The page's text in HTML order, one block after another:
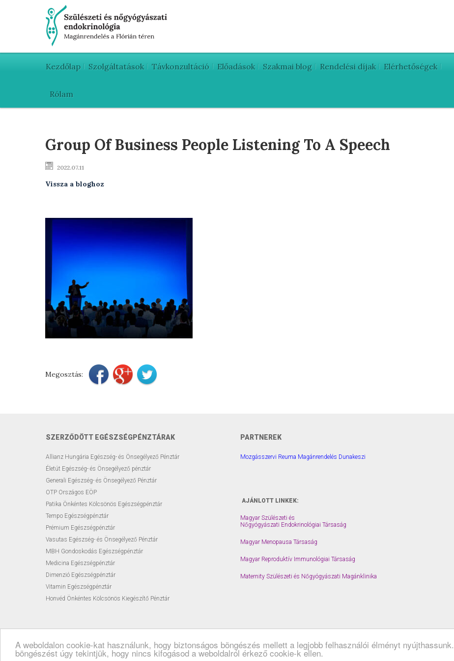
A weboldalon cookie-kat használunk, hogy biztonságos böngészés mellett a legjobb felhasználói élményt
böngészést úgy tekintjük, hogy nincs kifogásod a weboldalról érkező cookie-k ellen.
Kezdőlap Szolgáltatások Távkonzultáció Előadások Szakmai blog Rendelési díjak Elérhetőségek
Rólam
Group Of Business People Listening To A Speech
2022.07.11
Vissza a bloghoz
Megosztás:
SZERZŐDÖTT EGÉSZSÉGPÉNZTÁRAK
Allianz Hungária Egészség- és Önsegélyező Pénztár
Életút Egészség- és Önsegélyező pénztár
Generali Egészség- és Önsegélyező Pénztár
OTP Országos EÖP
Patika Önkéntes Kölcsönös Egészségpénztár
Tempo Egészségpénztár
Prémium Egészségpénztár
Vasutas Egészség- és Önsegélyező Pénztár
MBH Gondoskodás Egészségpénztár
Medicina Egészségpénztár
Dimenzió Egészségpénztár
Vitamin Egészségpénztár
Honvéd Önkéntes Kölcsönös Kiegészítő Pénztár
PARTNEREK
Mozgásszervi Reuma Magánrendelés Dunakeszi
AJÁNLOTT LINKEK:
Magyar Szülészeti és
Nőgyógyászati Endokrinológiai Társaság
Magyar Menopausa Társaság
Magyar Reproduktív Immunológiai Társaság
Maternity Szülészeti és Nőgyógyászati Magánklinika
© 2026 drberes.hu |Impresszum